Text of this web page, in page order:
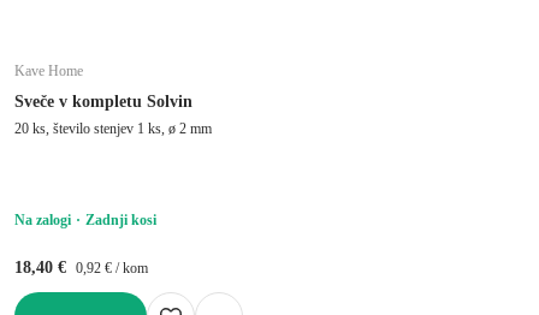
Kave Home
Sveče v kompletu Solvin
20 ks, število stenjev 1 ks, ø 2 mm
Na zalogi Zadnji kosi
18,40 € 0,92 € / kom